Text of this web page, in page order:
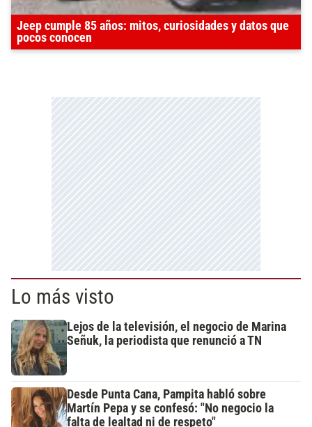
Jeep cumple 85 años: mitos, curiosidades y datos que
pocos conocen
Lo más visto
Lejos de la televisión, el negocio de Marina
Señuk, la periodista que renunció a TN
Desde Punta Cana, Pampita habló sobre
Martín Pepa y se confesó: "No negocio la
falta de lealtad ni de respeto"